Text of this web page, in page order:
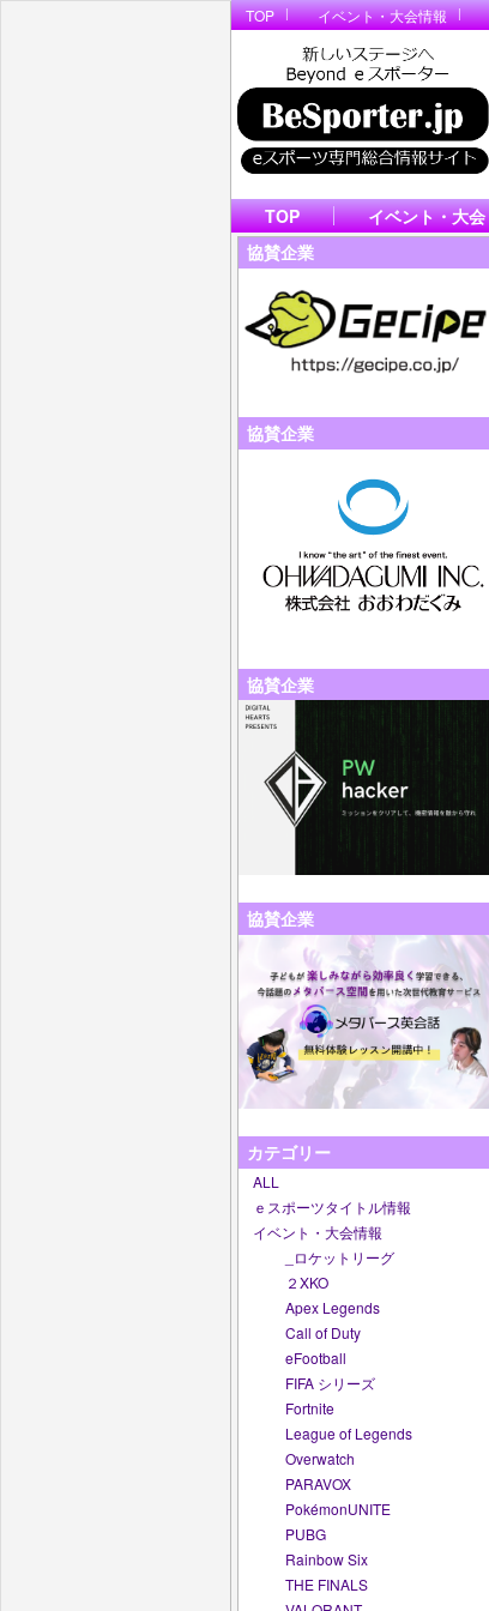
TOP イベント・大会情報
TOP イベント・大会
協賛企業
協賛企業
協賛企業
協賛企業
カテゴリー
ALL
ｅスポーツタイトル情報
イベント・大会情報
_ロケットリーグ
２XKO
Apex Legends
Call of Duty
eFootball
FIFA シリーズ
Fortnite
League of Legends
Overwatch
PARAVOX
PokémonUNITE
PUBG
Rainbow Six
THE FINALS